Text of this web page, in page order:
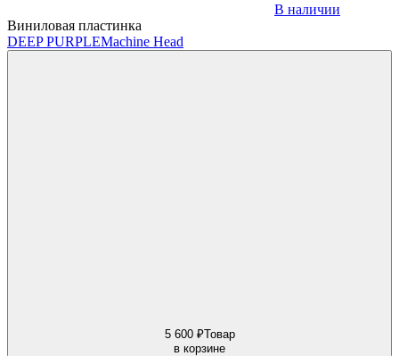
В наличии
Виниловая пластинка
DEEP PURPLEMachine Head
5 600 ₽Товар
в корзине